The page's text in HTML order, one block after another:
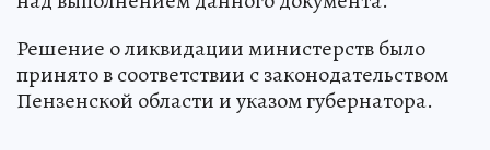
Решение о ликвидации министерств было
принято в соответствии с законодательством
Пензенской области и указом губернатора.